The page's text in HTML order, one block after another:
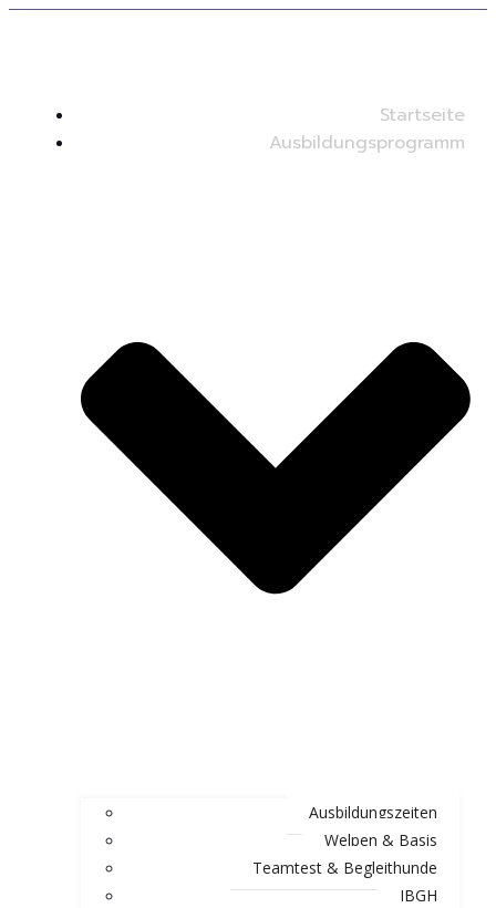
Startseite
Ausbildungsprogramm
Ausbildungszeiten
Welpen & Basis
Teamtest & Begleithunde
IBGH